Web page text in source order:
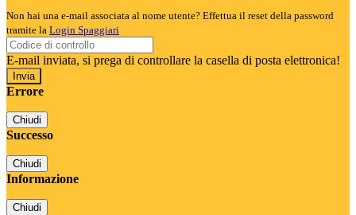
Non hai una e-mail associata al nome utente? Effettua il reset della password
tramite la Login Spaggiari
E-mail inviata, si prega di controllare la casella di posta elettronica!
Errore
Chiudi
Successo
Chiudi
Informazione
Chiudi